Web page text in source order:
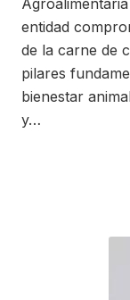
entidad
de la carne de
pilares
bienestar
y…